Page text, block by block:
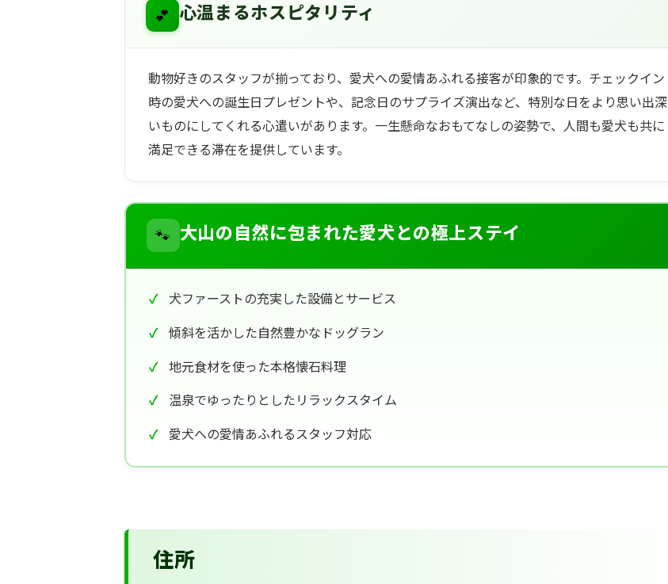
💕 心温まるホスピタリティ
動物好きのスタッフが揃っており、愛犬への愛情あふれる接客が印象的です。チェックイン
時の愛犬への誕生日プレゼントや、記念日のサプライズ演出など、特別な日をより思い出深
いものにしてくれる心遣いがあります。一生懸命なおもてなしの姿勢で、人間も愛犬も共に
満足できる滞在を提供しています。
🐾 大山の自然に包まれた愛犬との極上ステイ
犬ファーストの充実した設備とサービス
傾斜を活かした自然豊かなドッグラン
地元食材を使った本格懐石料理
温泉でゆったりとしたリラックスタイム
愛犬への愛情あふれるスタッフ対応
住所